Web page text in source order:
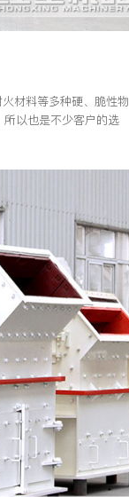
材料等多种硬、脆性物
以也是不少客户的选